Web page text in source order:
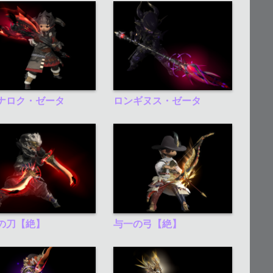
ロク・ゼータ ロンギヌス・ゼータ
刀【絶】 与一の弓【絶】